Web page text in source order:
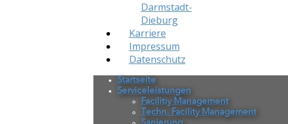
Darmstadt-
Dieburg
Karriere
Impressum
Datenschutz
Startseite
Serviceleistungen
Facilitiy Management
Techn. Facility Management